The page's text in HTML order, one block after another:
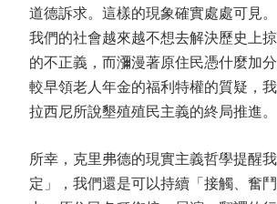
道德訴求。這樣的現象確實處處可見
我們的社會越來越不想去解決歷史上
的不正義，而瀰漫著原住民憑什麼加
較早領老人年金的福利特權的質疑，
拉西尼所說墾殖殖民主義的終局推進。
所幸，克里弗德的現實主義哲學提醒
定」，我們還是可以持續「接觸、奮